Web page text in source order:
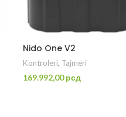
Nido One V2
Kontroleri, Tajmeri
169.992,00рсд